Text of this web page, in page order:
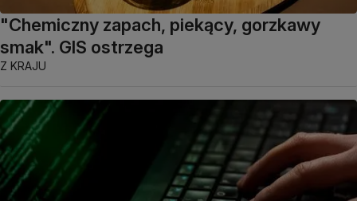
"Chemiczny zapach, piekący, gorzkawy
smak". GIS ostrzega
Z KRAJU